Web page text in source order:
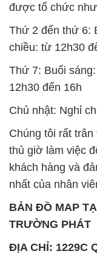
được tổ chức
Thứ 2 đến thứ 6:
chiều: từ 12h30
Thứ 7: Buổi
12h30 đến 16h
Chủ nhật: Nghỉ
Chúng tôi rất
thủ giờ làm việc
khách hàng và
nhất của nhân
BẢN ĐỒ MAP
TRƯỜNG PHÁT
ĐỊA CHỈ: 1229C